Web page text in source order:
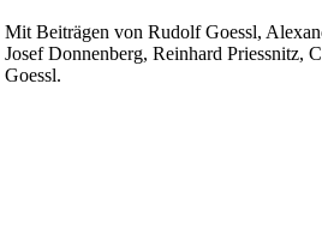
Mit Beiträgen von Rudolf Goessl,
Josef Donnenberg, Reinhard Priessnitz,
Goessl.